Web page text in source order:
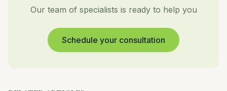
Our team of specialists is ready to help you
Schedule your consultation